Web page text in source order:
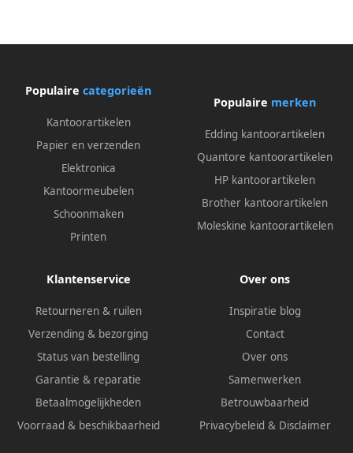
Populaire categorieën
Kantoorartikelen
Papier en verzenden
Elektronica
Kantoormeubelen
Schoonmaken
Printen
Populaire merken
Edding kantoorartikelen
Quantore kantoorartikelen
HP kantoorartikelen
Brother kantoorartikelen
Moleskine kantoorartikelen
Klantenservice
Retourneren & ruilen
Verzending & bezorging
Status van bestelling
Garantie & reparatie
Betaalmogelijkheden
Voorraad & beschikbaarheid
Over ons
Inspiratie blog
Contact
Over ons
Samenwerken
Betrouwbaarheid
Privacybeleid & Disclaimer